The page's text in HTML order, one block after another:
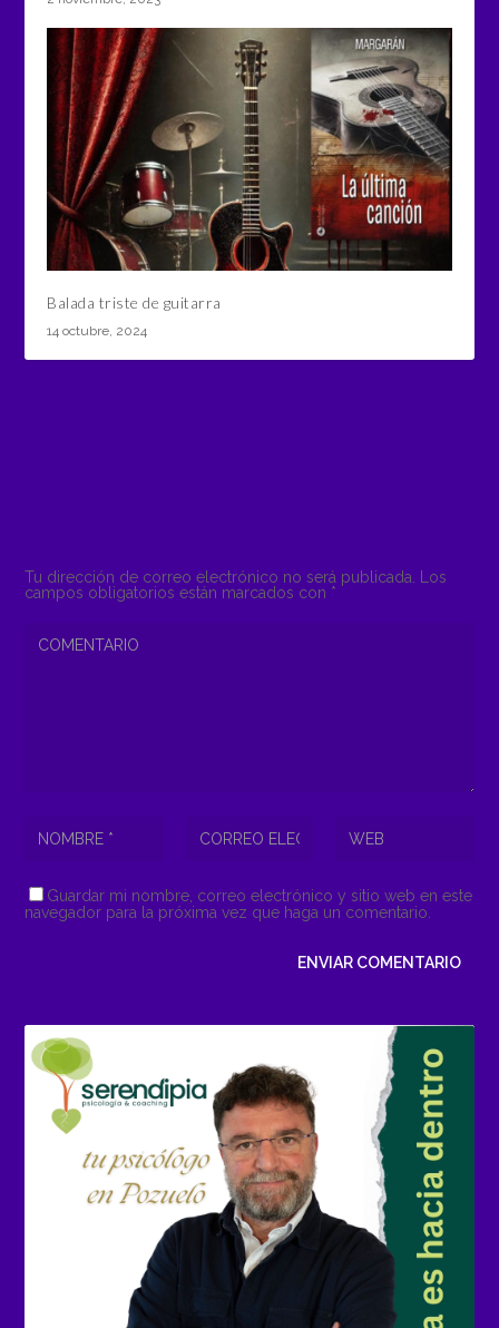
Balada triste de guitarra
14 octubre, 2024
Tu dirección de correo electrónico no será publicada.
Los
campos obligatorios están marcados con *
Guardar mi nombre, correo electrónico y sitio web en este
navegador para la próxima vez que haga un comentario.